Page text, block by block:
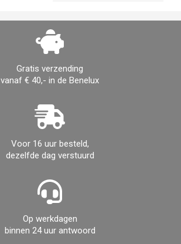
Gratis verzending
vanaf € 40,- in de Benelux
Voor 16 uur besteld,
dezelfde dag verstuurd
Op werkdagen
binnen 24 uur antwoord